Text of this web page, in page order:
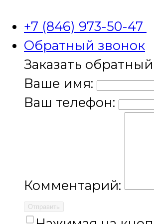
+7 (846) 973-50-47
Обратный звонок
Заказать
Ваше имя:
Ваш телефон:
Комментарий:
Отправить